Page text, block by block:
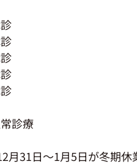
診療
月31日～1月5日が冬期休